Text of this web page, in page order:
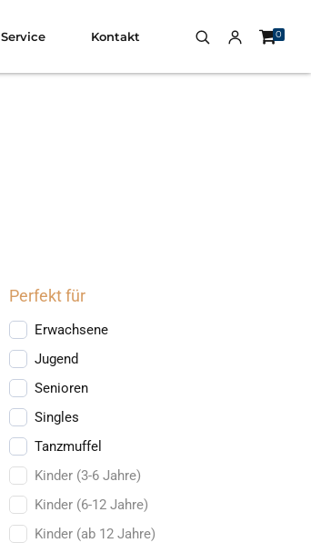
0
Service Kontakt
Perfekt für
Erwachsene
Jugend
Senioren
Singles
Tanzmuffel
Kinder (3-6 Jahre)
Kinder (6-12 Jahre)
Kinder (ab 12 Jahre)